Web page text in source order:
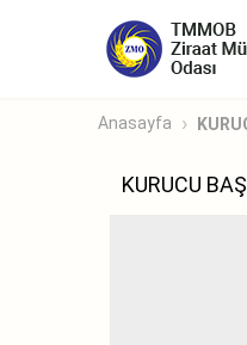
Anasayfa
KURUCU